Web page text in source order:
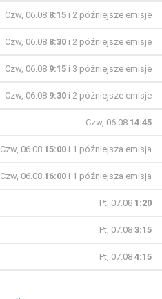
Czw, 06.08 8:15 i 2 późniejsze emisje
Czw, 06.08 8:30 i 2 późniejsze emisje
Czw, 06.08 9:15 i 3 późniejsze emisje
Czw, 06.08 9:30 i 2 późniejsze emisje
Czw, 06.08 14:45
Czw, 06.08 15:00 i 1 późniejsza emisja
Czw, 06.08 16:00 i 1 późniejsza emisja
Pt, 07.08 1:20
Pt, 07.08 3:15
Pt, 07.08 4:15